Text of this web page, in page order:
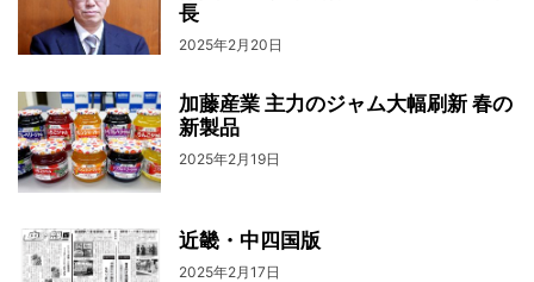
長
2025年2月20日
加藤産業 主力のジャム大幅刷新 春の
新製品
2025年2月19日
近畿・中四国版
2025年2月17日